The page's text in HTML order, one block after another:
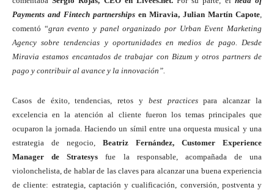
Payments and Fintech partnerships en Miravia, Julian Martín Capote
comentó “gran evento y panel organizado por Urban Event Marketing
Agency sobre tendencias y oportunidades en medios de pago. Desde
Miravia estamos encantados de trabajar con Bizum y otros partners de
pago y contribuir al avance y la innovación”.
Casos de éxito, tendencias, retos y best practicespara alcanzar la
excelencia en la atención al cliente fueron los temas principales que
ocuparon la jornada. Haciendo un símil entre una orquesta musical y una
estrategia de negocio, Beatriz Fernández, Customer Experience
Manager de Stratesys fue la responsable, acompañada de una
violonchelista, de hablar de las claves para alcanzar una buena experiencia
de cliente: estrategia, captación y cualificación, conversión, postventa y